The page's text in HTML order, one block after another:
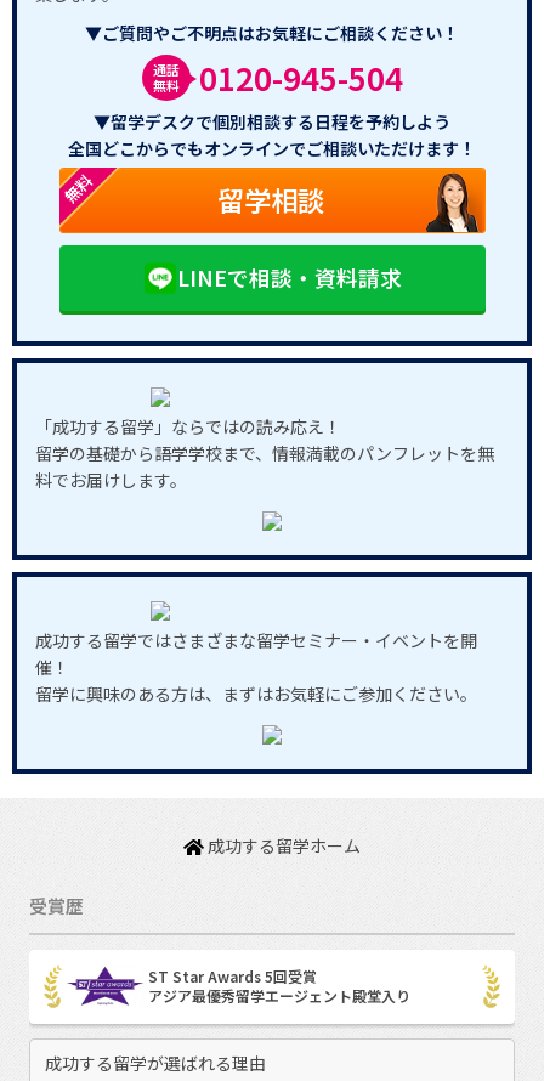
▼ご質問やご不明点はお気軽にご相談ください！
通話
無料
0120-945-504
▼留学デスクで個別相談する日程を予約しよう
全国どこからでもオンラインでご相談いただけます！
無料 留学相談
LINEで相談・資料請求
「成功する留学」ならではの読み応え！
留学の基礎から語学学校まで、情報満載のパンフレットを無
料でお届けします。
成功する留学ではさまざまな留学セミナー・イベントを開
催！
留学に興味のある方は、まずはお気軽にご参加ください。
成功する留学ホーム
受賞歴
ST Star Awards 5回受賞
アジア最優秀留学エージェント殿堂入り
成功する留学が選ばれる理由